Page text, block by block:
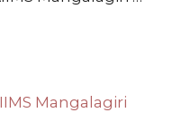
Mangalagiri